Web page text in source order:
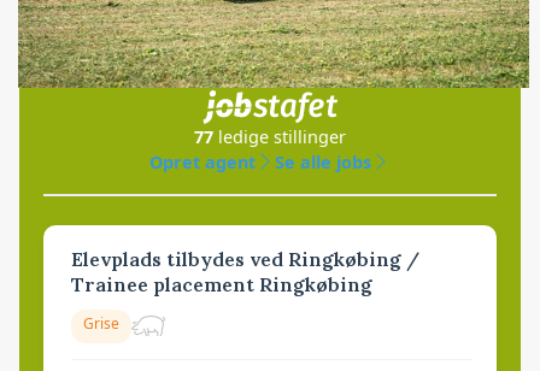
Jobs
i samarbejde med
77 ledige stillinger
Opret agent
Se alle jobs
Elevplads tilbydes ved Ringkøbing /
Trainee placement Ringkøbing
Grise